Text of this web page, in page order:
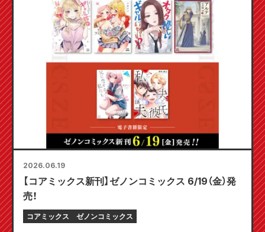
2026.06.19
【コアミックス新刊】ゼノンコミックス 6/19（金）発
売！
コアミックス ゼノンコミックス